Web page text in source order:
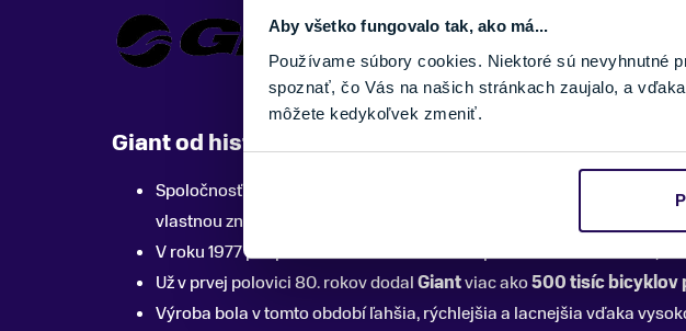
Aby všetko fungovalo tak, ako má...
Používame súbory cookies. Niektoré sú nevyhnutné
spoznať, čo Vás na našich stránkach zaujalo, a
môžete kedykoľvek zmeniť.
Giant od histórie po súčasnosť
Spoločnosť
.
vlastnou značkou.
V roku 1977 podpísal dohodu s americkou spoločnosťouSchwinn,
Už v prvej polovici 80. rokov dodalGiantviac ako500 tisíc bicyklov
Výroba bola v tomto období ľahšia, rýchlejšia a lacnejšia vďaka